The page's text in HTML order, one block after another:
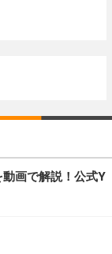
動画で解説！公式Y